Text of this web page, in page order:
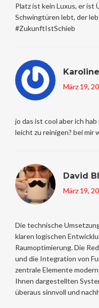
Platz ist kein Luxus, er ist
Schwingtüren lebt, der
#ZukunftIstSchieb
März 19,
jo das ist cool aber ich
leicht zu reinigen? bei mir
David
März 19,
Die technische
klaren logischen
Raumoptimierung. Die
und die Integration von
zentrale Elemente
Ihnen dargestellten
überaus sinnvoll und